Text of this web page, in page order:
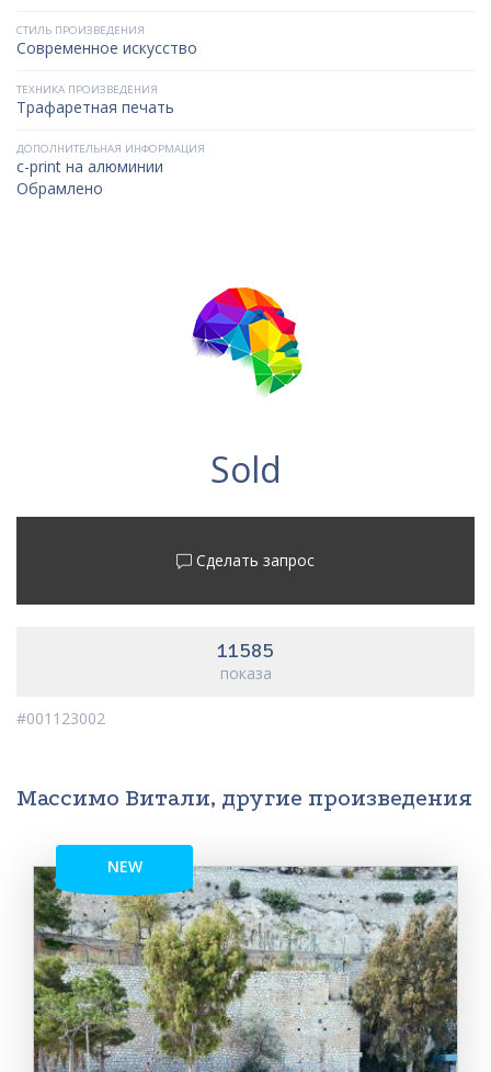
СТИЛЬ ПРОИЗВЕДЕНИЯ
Современное искусство
ТЕХНИКА ПРОИЗВЕДЕНИЯ
Трафаретная печать
ДОПОЛНИТЕЛЬНАЯ ИНФОРМАЦИЯ
c-print на алюминии
Обрамлено
Sold
Сделать запрос
11585
показа
#001123002
Массимо Витали, другие произведения
NEW